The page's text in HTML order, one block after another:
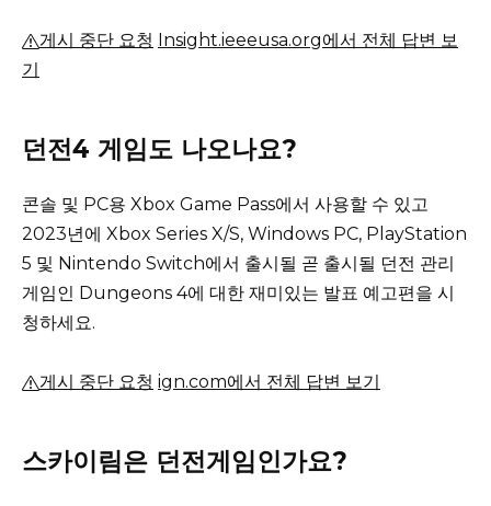
게시 중단 요청 Insight.ieeeusa.org에서 전체 답변 보
기
던전4 게임도 나오나요?
콘솔 및 PC용 Xbox Game Pass에서 사용할 수 있고
2023년에 Xbox Series X/S, Windows PC, PlayStation
5 및 Nintendo Switch에서 출시될 곧 출시될 던전 관리
게임인 Dungeons 4에 대한 재미있는 발표 예고편을 시
청하세요.
게시 중단 요청 ign.com에서 전체 답변 보기
스카이림은 던전게임인가요?